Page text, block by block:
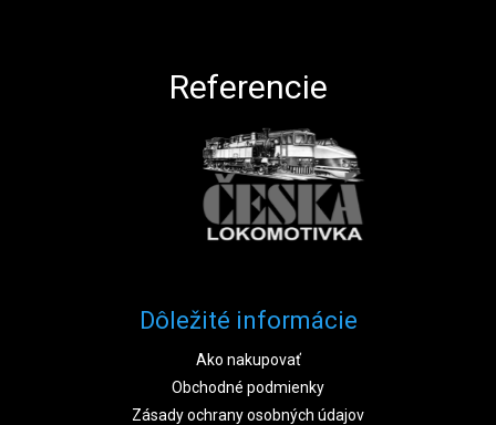
Referencie
Dôležité informácie
Ako nakupovať
Obchodné podmienky
Zásady ochrany osobných údajov